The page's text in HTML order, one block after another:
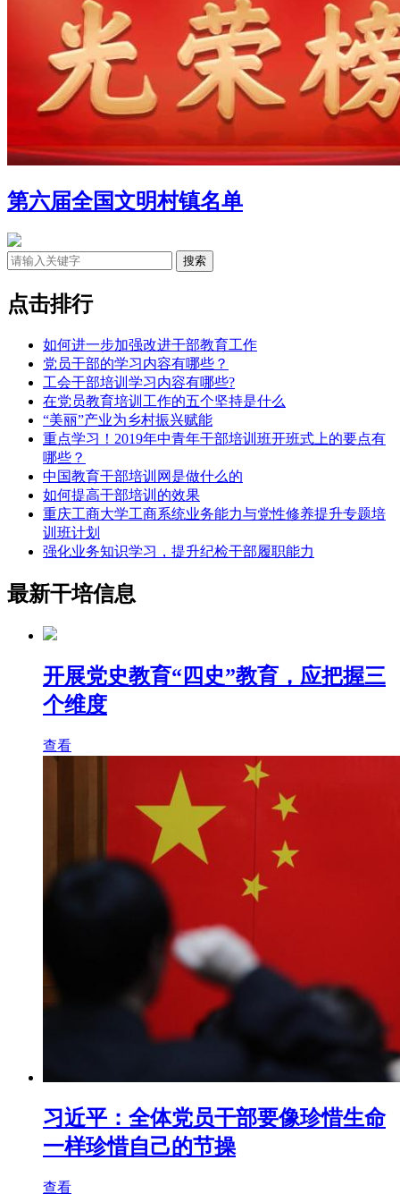
第六届全国文明村镇名单
点击排行
如何进一步加强改进干部教育工作
党员干部的学习内容有哪些？
工会干部培训学习内容有哪些?
在党员教育培训工作的五个坚持是什么
“美丽”产业为乡村振兴赋能
重点学习！2019年中青年干部培训班开班式上的要点有
哪些？
中国教育干部培训网是做什么的
如何提高干部培训的效果
重庆工商大学工商系统业务能力与党性修养提升专题培
训班计划
强化业务知识学习，提升纪检干部履职能力
最新干培信息
开展党史教育“四史”教育，应把握三
个维度
查看
习近平：全体党员干部要像珍惜生命
一样珍惜自己的节操
查看